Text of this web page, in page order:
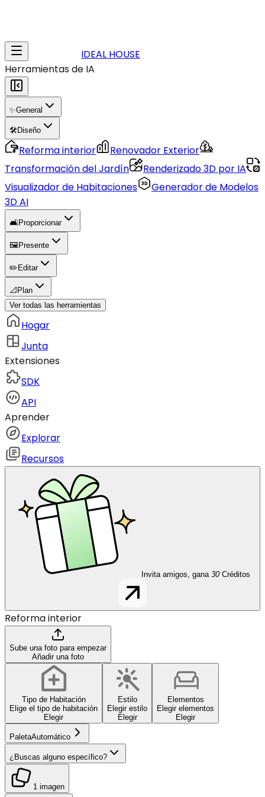
IDEAL HOUSE
Herramientas de IA
✨General
🛠️Diseño
Reforma interior
Renovador Exterior
Transformación del Jardín
Renderizado 3D por IA
Visualizador de Habitaciones
Generador de Modelos
3D AI
🛋️Proporcionar
🖼️ Presente
✏️ Editar
📐 Plan
Ver todas las herramientas
Hogar
Junta
Extensiones
SDK
API
Aprender
Explorar
Recursos
Invita amigos, gana 30 Créditos
Reforma interior
Sube una foto para empezar
Añadir una foto
Tipo de Habitación
Elige el tipo de habitación
Elegir
Estilo
Elegir estilo
Elegir
Elementos
Elegir elementos
Elegir
PaletaAutomático
¿Buscas alguno específico?
1 imagen